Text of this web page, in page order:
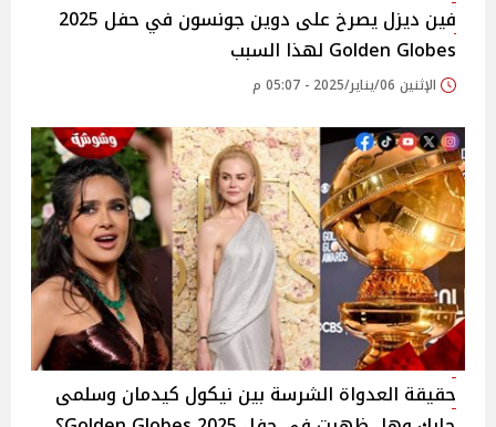
فين ديزل يصرخ على دوين جونسون في حفل 2025
Golden Globes لهذا السبب
الإثنين 06/يناير/2025 - 05:07 م
حقيقة العدواة الشرسة بين نيكول كيدمان وسلمى